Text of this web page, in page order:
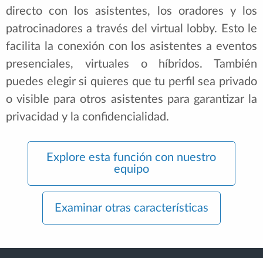
directo con los asistentes, los oradores y los
patrocinadores a través del virtual lobby. Esto le
facilita la conexión con los asistentes a eventos
presenciales, virtuales o híbridos. También
puedes elegir si quieres que tu perfil sea privado
o visible para otros asistentes para garantizar la
privacidad y la confidencialidad.
Explore esta función con nuestro
equipo
Examinar otras características